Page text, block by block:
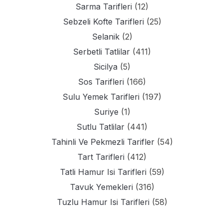
Sarma Tarifleri (12)
Sebzeli Kofte Tarifleri (25)
Selanik(2)
Serbetli Tatlilar (411)
Sicilya (5)
Sos Tarifleri (166)
Sulu Yemek Tarifleri (197)
Suriye (1)
Sutlu Tatlilar (441)
Tahinli Ve Pekmezli Tarifler(54)
Tart Tarifleri (412)
Tatli Hamur Isi Tarifleri (59)
Tavuk Yemekleri (316)
Tuzlu Hamur Isi Tarifleri (58)